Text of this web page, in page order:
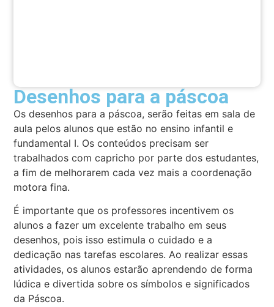
Desenhos para a páscoa
Os desenhos para a páscoa, serão feitas em sala de
aula pelos alunos que estão no ensino infantil e
fundamental I. Os conteúdos precisam ser
trabalhados com capricho por parte dos estudantes,
a fim de melhorarem cada vez mais a coordenação
motora fina.
É importante que os professores incentivem os
alunos a fazer um excelente trabalho em seus
desenhos, pois isso estimula o cuidado e a
dedicação nas tarefas escolares. Ao realizar essas
atividades, os alunos estarão aprendendo de forma
lúdica e divertida sobre os símbolos e significados
da Páscoa.